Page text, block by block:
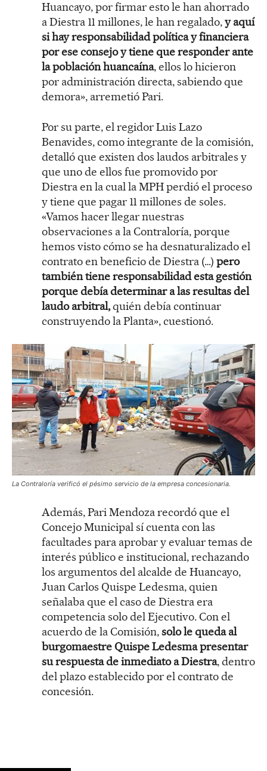
Huancayo, por firmar esto le han ahorrado
a Diestra 11 millones, le han regalado,y aquí
si hay responsabilidad política y financiera
por ese consejo y tiene que responder ante
la población huancaína, ellos lo hicieron
por administración directa, sabiendo que
demora», arremetió Pari.
Por su parte, el regidor Luis Lazo
Benavides, como integrante de la comisión,
detalló que existen dos laudos arbitrales y
que uno de ellos fue promovido por
Diestra en la cual la MPH perdió el proceso
y tiene que pagar 11 millones de soles.
«Vamos hacer llegar nuestras
observaciones a la Contraloría, porque
hemos visto cómo se ha desnaturalizado el
contrato en beneficio de Diestra (…) pero
también tiene responsabilidad esta gestión
porque debía determinar a las resultas del
laudo arbitral,quién debía continuar
construyendo la Planta», cuestionó.
La Contraloría verificó el pésimo servicio de la empresa concesionaria.
Además, Pari Mendoza recordó que el
Concejo Municipal sí cuenta con las
facultades para aprobar y evaluar temas de
interés público e institucional, rechazando
los argumentos del alcalde de Huancayo,
Juan Carlos Quispe Ledesma, quien
señalaba que el caso de Diestra era
competencia solo del Ejecutivo. Con el
acuerdo de la Comisión,solo le queda al
burgomaestre Quispe Ledesma presentar
su respuesta de inmediato a Diestra, dentro
del plazo establecido por el contrato de
concesión.